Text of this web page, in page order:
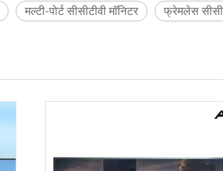
मल्टी-पोर्ट सीसीटीवी मॉनिटर फ्रेमलेस